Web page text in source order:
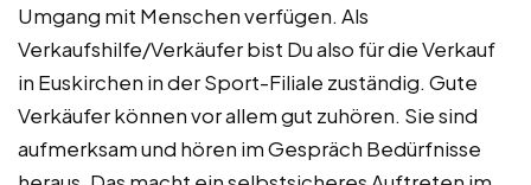
Umgang mit Menschen verfügen. Als
Verkaufshilfe/Verkäufer bist Du also für die Verkauf
in Euskirchen in der Sport-Filiale zuständig. Gute
Verkäufer können vor allem gut zuhören. Sie sind
aufmerksam und hören im Gespräch Bedürfnisse